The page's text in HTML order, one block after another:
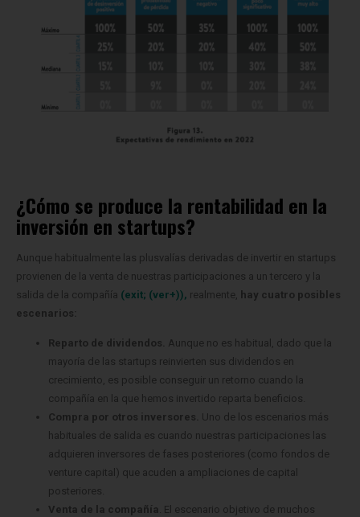
¿Cómo se produce la rentabilidad en la
inversión en startups?
Aunque habitualmente las plusvalías derivadas de invertir en startups
provienen de la venta de nuestras participaciones a un tercero y la
salida de la compañía (exit; (ver+)), realmente, hay cuatro posibles
escenarios:
Reparto de dividendos. Aunque no es habitual, dado que la
mayoría de las startups reinvierten sus dividendos en
crecimiento, es posible conseguir un retorno cuando la
compañía en la que hemos invertido reparta beneficios.
Compra por otros inversores. Uno de los escenarios más
habituales de salida es cuando nuestras participaciones las
adquieren inversores de fases posteriores (como fondos de
venture capital) que acuden a ampliaciones de capital
posteriores.
Venta de la compañía . El escenario objetivo de muchos